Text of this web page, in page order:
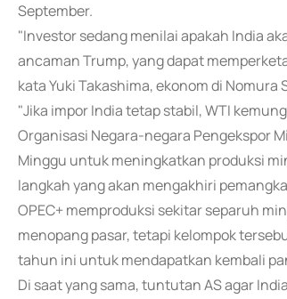
September.
"Investor sedang menilai apakah India
ancaman Trump, yang dapat
kata Yuki Takashima, ekonom di Nomura
"Jika impor India tetap stabil, WTI
Organisasi Negara-negara Pengekspor
Minggu untuk meningkatkan produksi
langkah yang akan mengakhiri
OPEC+ memproduksi sekitar separuh
menopang pasar, tetapi kelompok
tahun ini untuk mendapatkan kembali
Di saat yang sama, tuntutan AS agar